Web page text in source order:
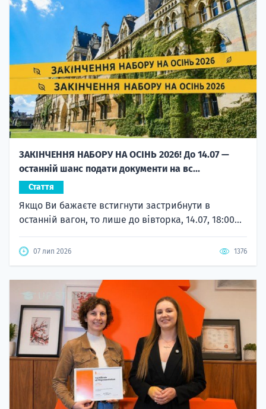
ЗАКІНЧЕННЯ НАБОРУ НА ОСІНЬ 2026! До 14.07 —
останній шанс подати документи на вс...
Стаття
Якщо Ви бажаєте встигнути застрибнути в
останній вагон, то лише до вівторка, 14.07, 18:00...
07 лип 2026 1376